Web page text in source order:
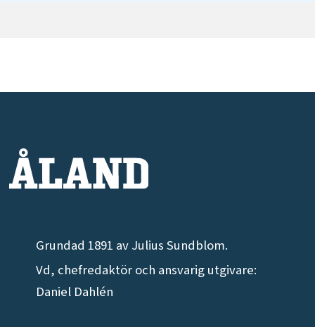
Grundad 1891 av Julius Sundblom.
Vd, chefredaktör och ansvarig utgivare:
Daniel Dahlén